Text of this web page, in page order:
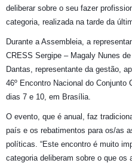
deliberar sobre o seu fazer
categoria, realizada na tarde da
Durante a Assembleia, a
CRESS Sergipe – Magaly Nunes
Dantas, representante da gestão,
46º Encontro Nacional do
dias 7 e 10, em Brasília.
O evento, que é anual, faz
país e os rebatimentos para os/as
políticas. “Este encontro é muito
categoria deliberam sobre o que